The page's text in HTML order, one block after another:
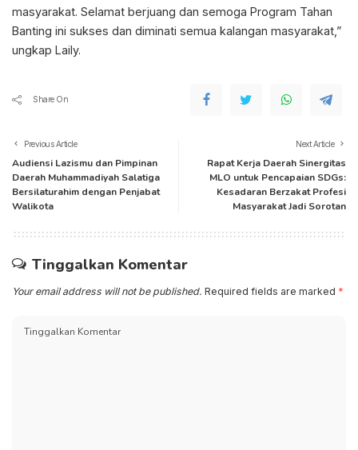
masyarakat. Selamat berjuang dan semoga Program Tahan
Banting ini sukses dan diminati semua kalangan masyarakat,”
ungkap Laily.
Share On
Previous Article
Audiensi Lazismu dan Pimpinan
Daerah Muhammadiyah Salatiga
Bersilaturahim dengan Penjabat
Walikota
Next Article
Rapat Kerja Daerah Sinergitas
MLO untuk Pencapaian SDGs:
Kesadaran Berzakat Profesi
Masyarakat Jadi Sorotan
Tinggalkan Komentar
Your email address will not be published. Required fields are marked *